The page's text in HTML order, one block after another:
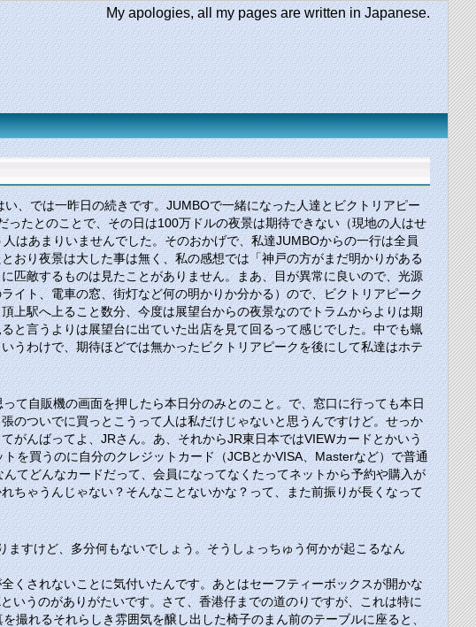
My apologies, all my pages are written in Japanese.
、では一昨日の続きです。JUMBOで一緒になった人達とビクトリアピー
ったとのことで、その日は100万ドルの夜景は期待できない（現地の人はせ
はあまりいませんでした。そのおかげで、私達JUMBOからの一行は全員
おり夜景は大した事は無く、私の感想では「神戸の方がまだ明かりがある
匹敵するものは見たことがありません。まあ、目が異常に良いので、光源
イト、電車の窓、街灯など何の明かりか分かる）ので、ビクトリアピーク
上駅へ上ること数分、今度は展望台からの夜景なのでトラムからよりは期
と言うよりは展望台に出ていた出店を見て回るって感じでした。中でも蝋
うわけで、期待ほどでは無かったビクトリアピークを後にして私達はホテ
て自販機の画面を押したら本日分のみとのこと。で、窓口に行っても本日
のついでに買っとこうって人は私だけじゃないと思うんですけど。せっか
がんばってよ、JRさん。あ、それからJR東日本ではVIEWカードとかいう
を買うのに自分のクレジットカード（JCBとかVISA、 Masterなど）で普通
てどんなカードだって、会員になってなくたってネットから予約や購入が
ちゃうんじゃない？そんなことないかな？って、また前振りが長くなって
すけど、多分何もないでしょう。そうしょっちゅう何かが起こるなん
くされないことに気付いたんです。あとはセーフティーボックスが開かな
いうのがありがたいです。さて、香港仔までの道のりですが、これは特に
撮れるそれらしき雰囲気を醸し出した椅子のまん前のテーブルに座ると、